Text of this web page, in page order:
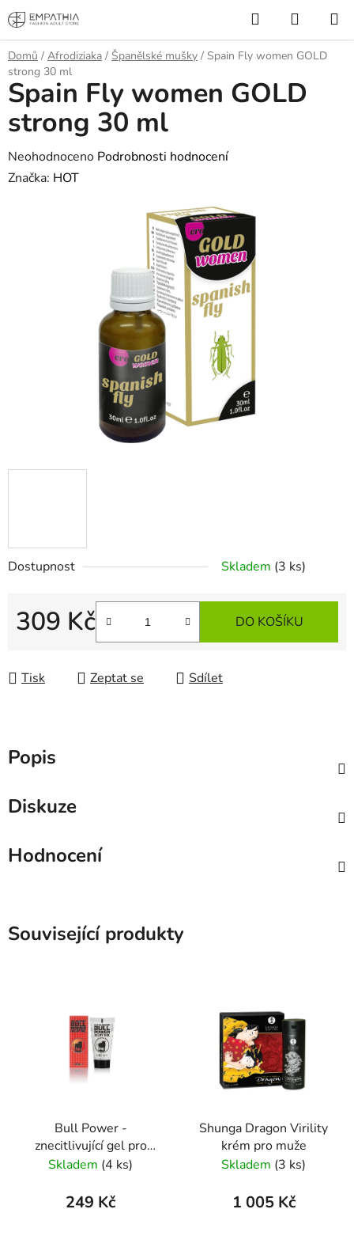
Přejít
na
obsah
Hledat
KOŠÍK
Domů / Afrodiziaka / Španělské mušky / Spain Fly women GOLD
strong 30 ml
Dostupnost Skladem (3 ks)
309 Kč DO KOŠÍKU
Tisk Zeptat se Sdílet
Spain Fly women GOLD
strong 30 ml
Průměrné
hodnocení
Neohodnoceno Podrobnosti hodnocení
Značka: HOT
Popis
Diskuze
Hodnocení
Související produkty
Bull Power -
znecitlivující gel pro
muže 30 ml
Skladem (4 ks)
249 Kč
Shunga Dragon Virility
krém pro muže
Skladem (3 ks)
1 005 Kč